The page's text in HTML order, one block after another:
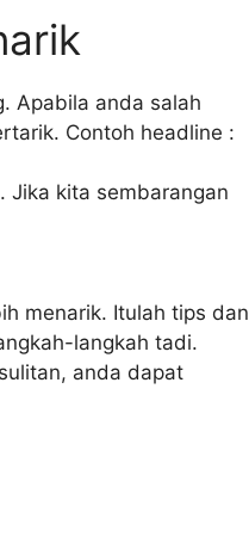
Apabila anda salah
Contoh headline :
Jika kita sembarangan
menarik. Itulah tips dan
langkah tadi.
anda dapat